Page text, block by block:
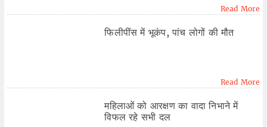
Read More
फिलीपींस में भूकंप, पांच लोगों की मौत
Read More
महिलाओं को आरक्षण का वादा निभाने में
विफल रहे सभी दल